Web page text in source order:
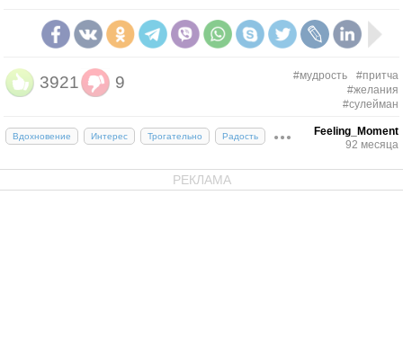
3921 9 #мудрость
#притча
#желания
#сулейман
Вдохновение Интерес Трогательно Радость
Feeling_Moment
92 месяца
РЕКЛАМА